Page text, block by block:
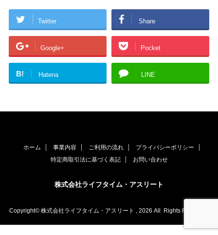
Twitter Share
Google+ Pocket
B! Hatena LINE
ホーム 事業内容 ご利用の流れ
プライバシーポリシー
特定商取引法に基づく表記
お問い合わせ
株式会社ライフタイム・アスリート
Copyright© 株式会社ライフタイム・アスリート , 2026 All Rights Reserved.